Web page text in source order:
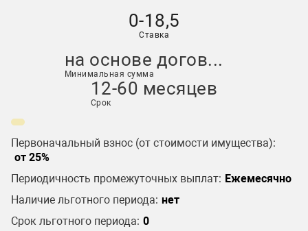
0-18,5
Ставка
на основе догов...
Минимальная сумма
12-60 месяцев
Срок
Первоначальный взнос (от стоимости имущества):
от 25%
Периодичность промежуточных выплат: Ежемесячно
Наличие льготного периода: нет
Срок льготного периода: 0